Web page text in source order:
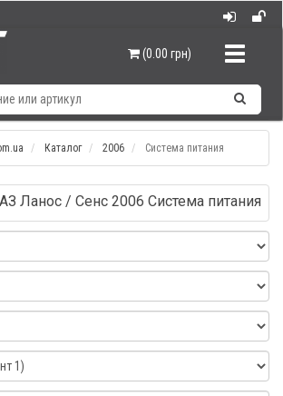
(0.00 грн)
Каталог 2006 Система питания
Ланос / Сенс 2006 Система питания